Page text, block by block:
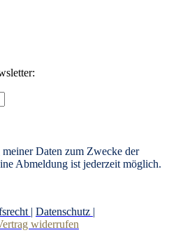
Daten zum Zwecke der
Abmeldung ist jederzeit möglich.
| Datenschutz |
widerrufen